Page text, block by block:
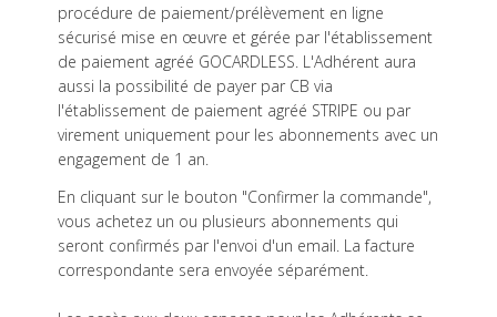
procédure de paiement/prélèvement en ligne
sécurisé mise en œuvre et gérée par l'établissement
de paiement agréé GOCARDLESS. L'Adhérent aura
aussi la possibilité de payer par CB via
l'établissement de paiement agréé STRIPE ou par
virement uniquement pour les abonnements avec un
engagement de 1 an.
En cliquant sur le bouton "Confirmer la commande",
vous achetez un ou plusieurs abonnements qui
seront confirmés par l'envoi d'un email. La facture
correspondante sera envoyée séparément.